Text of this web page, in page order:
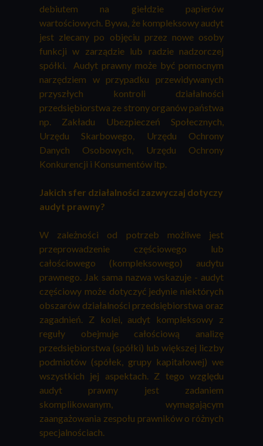
debiutem na giełdzie papierów
wartościowych. Bywa, że kompleksowy audyt
jest zlecany po objęciu przez nowe osoby
funkcji w zarządzie lub radzie nadzorczej
spółki. Audyt prawny może być pomocnym
narzędziem w przypadku przewidywanych
przyszłych kontroli działalności
przedsiębiorstwa ze strony organów państwa
np. Zakładu Ubezpieczeń Społecznych,
Urzędu Skarbowego, Urzędu Ochrony
Danych Osobowych, Urzędu Ochrony
Konkurencji i Konsumentów itp.
Jakich sfer działalności zazwyczaj dotyczy
audyt prawny?
W zależności od potrzeb możliwe jest
przeprowadzenie częściowego lub
całościowego (kompleksowego) audytu
prawnego. Jak sama nazwa wskazuje - audyt
częściowy może dotyczyć jedynie niektórych
obszarów działalności przedsiębiorstwa oraz
zagadnień. Z kolei, audyt kompleksowy z
reguły obejmuje całościową analizę
przedsiębiorstwa (spółki) lub większej liczby
podmiotów (spółek, grupy kapitałowej) we
wszystkich jej aspektach. Z tego względu
audyt prawny jest zadaniem
skomplikowanym, wymagającym
zaangażowania zespołu prawników o różnych
specjalnościach.